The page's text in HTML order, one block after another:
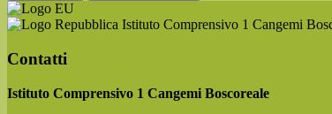
Istituto Comprensivo 1 Cangemi
Contatti
Istituto Comprensivo 1 Cangemi Boscoreale